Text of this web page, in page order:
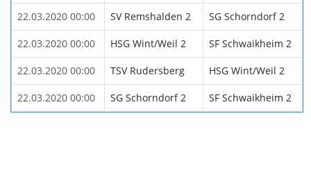
22.03.2020 00:00 SV Remshalden 2 SG Schorndorf 2
22.03.2020 00:00 HSG Wint/Weil 2 SF Schwaikheim 2
22.03.2020 00:00 TSV Rudersberg HSG Wint/Weil 2
22.03.2020 00:00 SG Schorndorf 2 SF Schwaikheim 2